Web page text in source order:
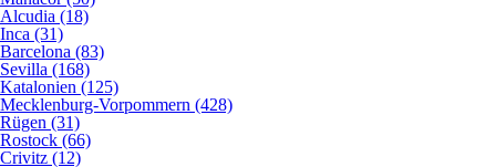
Alcudia (18)
Inca (31)
Barcelona (83)
Sevilla (168)
Katalonien (125)
Mecklenburg-Vorpommern (428)
Rügen (31)
Rostock (66)
Crivitz (12)